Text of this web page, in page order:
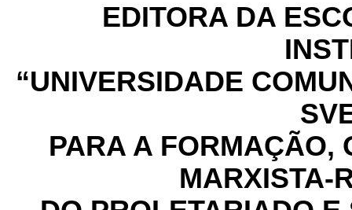
EDITORA DA
“UNIVERSIDADE
PARA A FORMAÇÃO,
MARXISTA-